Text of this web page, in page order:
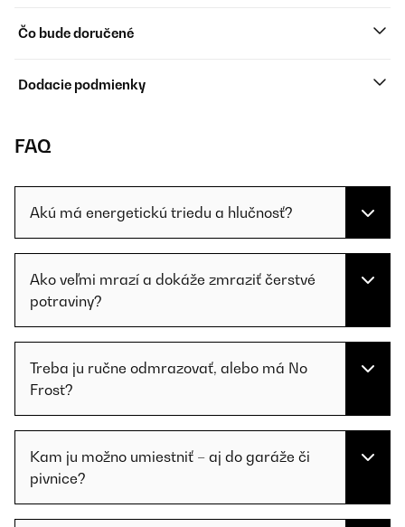
Čo bude doručené
Dodacie podmienky
FAQ
Akú má energetickú triedu a hlučnosť?
Ako veľmi mrazí a dokáže zmraziť čerstvé
potraviny?
Treba ju ručne odmrazovať, alebo má No
Frost?
Kam ju možno umiestniť – aj do garáže či
pivnice?